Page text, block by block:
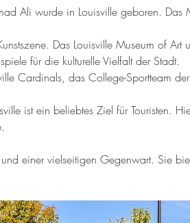
Ali wurde in Louisville geboren.
Das Louisville Museum of
für die kulturelle Vielfalt der Stadt.
Cardinals, das College-Sportteam
ist ein beliebtes Ziel für Touristen.
einer vielseitigen Gegenwart. Sie